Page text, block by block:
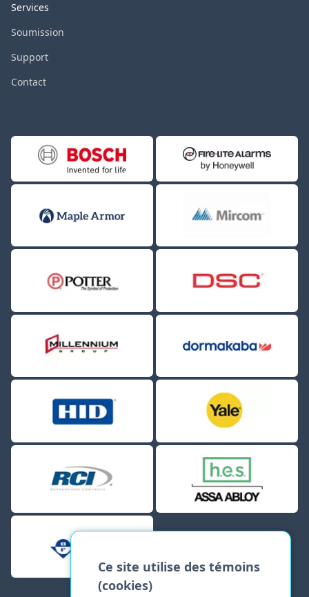
Ce site utilise des témoins
(cookies)
Services
Soumission
Support
Contact